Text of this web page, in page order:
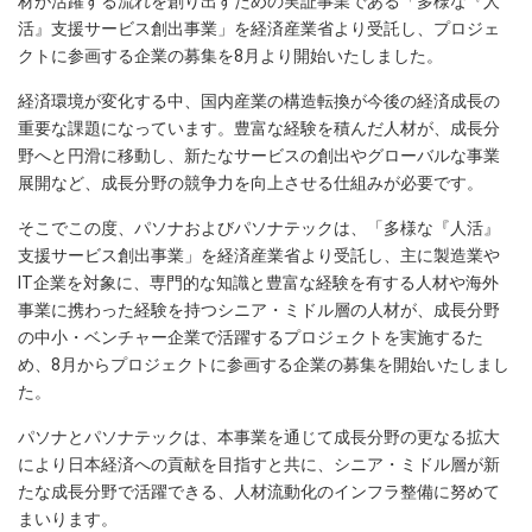
活』支援サービス創出事業」を経済産業省より受託し、プロジェ
クトに参画する企業の募集を8月より開始いたしました。
経済環境が変化する中、国内産業の構造転換が今後の経済成長の
重要な課題になっています。豊富な経験を積んだ人材が、成長分
野へと円滑に移動し、新たなサービスの創出やグローバルな事業
展開など、成長分野の競争力を向上させる仕組みが必要です。
そこでこの度、パソナおよびパソナテックは、「多様な『人活』
支援サービス創出事業」を経済産業省より受託し、主に製造業や
IT企業を対象に、専門的な知識と豊富な経験を有する人材や海外
事業に携わった経験を持つシニア・ミドル層の人材が、成長分野
の中小・ベンチャー企業で活躍するプロジェクトを実施するた
め、8月からプロジェクトに参画する企業の募集を開始いたしまし
た。
パソナとパソナテックは、本事業を通じて成長分野の更なる拡大
により日本経済への貢献を目指すと共に、シニア・ミドル層が新
たな成長分野で活躍できる、人材流動化のインフラ整備に努めて
まいります。